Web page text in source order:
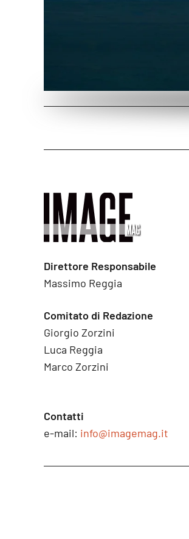
Direttore Responsabile
Massimo Reggia
Comitato di Redazione
Giorgio Zorzini
Luca Reggia
Marco Zorzini
Contatti
e-mail: info@imagemag.it